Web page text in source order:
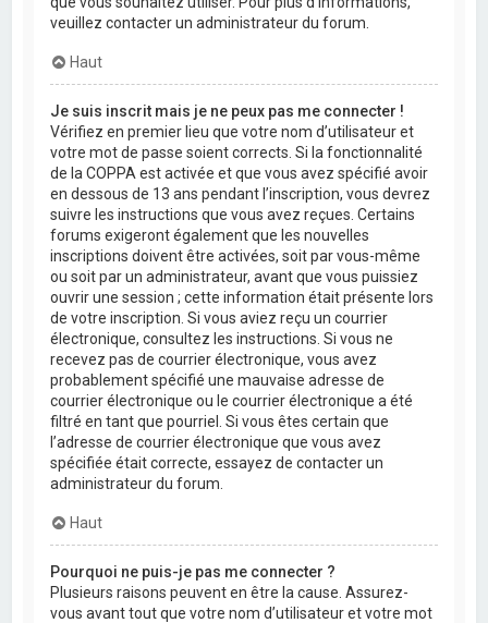
veuillez contacter un administrateur du forum.
Haut
Je suis inscrit mais je ne peux pas me connecter !
Vérifiez en premier lieu que votre nom d’utilisateur et
votre mot de passe soient corrects. Si la fonctionnalité
de la COPPA est activée et que vous avez spécifié avoir
en dessous de 13 ans pendant l’inscription, vous devrez
suivre les instructions que vous avez reçues. Certains
forums exigeront également que les nouvelles
inscriptions doivent être activées, soit par vous-même
ou soit par un administrateur, avant que vous puissiez
ouvrir une session ; cette information était présente lors
de votre inscription. Si vous aviez reçu un courrier
électronique, consultez les instructions. Si vous ne
recevez pas de courrier électronique, vous avez
probablement spécifié une mauvaise adresse de
courrier électronique ou le courrier électronique a été
filtré en tant que pourriel. Si vous êtes certain que
l’adresse de courrier électronique que vous avez
spécifiée était correcte, essayez de contacter un
administrateur du forum.
Haut
Pourquoi ne puis-je pas me connecter ?
Plusieurs raisons peuvent en être la cause. Assurez-
vous avant tout que votre nom d’utilisateur et votre mot